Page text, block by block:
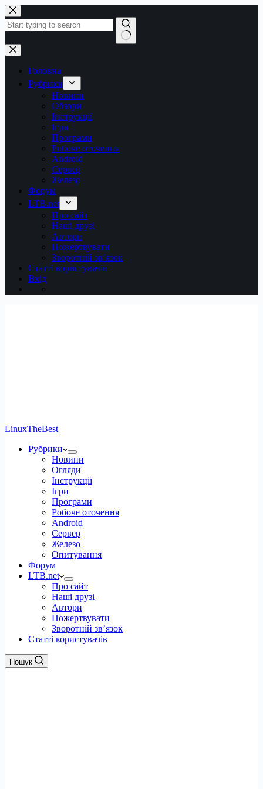
Перейти
до
вмісту
Немає
результатів
Головна
Рубрики
Новини
Обзори
Інструкції
Ігри
Програми
Робоче оточення
Android
Сервер
Железо
Форум
LTB.net
Про сайт
Наші друзі
Автори
Пожертвувати
Зворотній зв’язок
Статті користувачів
Вхід
LinuxTheBest
Рубрики
Новини
Огляди
Інструкції
Ігри
Програми
Робоче оточення
Android
Сервер
Железо
Опитування
Форум
LTB.net
Про сайт
Наші друзі
Автори
Пожертвувати
Зворотній зв’язок
Статті користувачів
Пошук